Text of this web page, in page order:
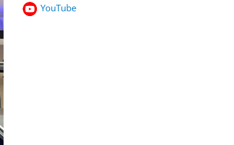
YouTube